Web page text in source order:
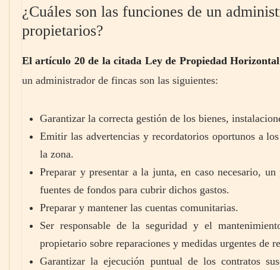
¿Cuáles son las funciones de un
propietarios?
El artículo 20 de la citada Ley de Propiedad Horizontal
un administrador de fincas son las siguientes:
Garantizar la correcta gestión de los bienes,
Emitir las advertencias y recordatorios oportunos a
la zona.
Preparar y presentar a la junta, en caso necesario,
fuentes de fondos para cubrir dichos gastos.
Preparar y mantener las cuentas comunitarias.
Ser responsable de la seguridad y el
propietario sobre reparaciones y medidas urgentes de
Garantizar la ejecución puntual de los contratos